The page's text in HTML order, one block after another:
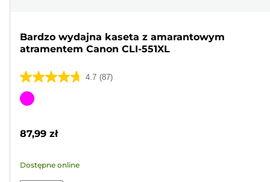
Bardzo wydajna kaseta z amarantowym
atramentem Canon CLI-551XL
4.7 (87)
4.7
na
87
Wkład
87,99 zł
Dostępne online